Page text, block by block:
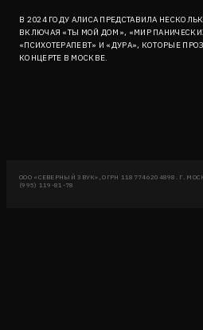
В 2024 ГОДУ АЛИСА ПРЕДСТАВИЛА
ВКЛЮЧАЯ «ТЫ МОЙ ДОМ», «МИР
«ПСИХОТЕРАПЕВТ» И «ДУРА», КОТОРЫЕ
КОНЦЕРТЕ В МОСКВЕ.
ООО «СЕВЕРНЫЙ ЗВУК», ОГРН 1187746204898. Г.
(995) 119-81-78